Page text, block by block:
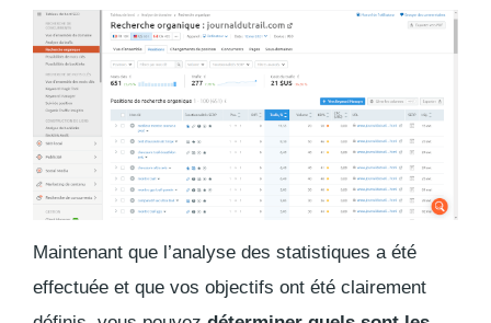
Maintenant que l’analyse des statistiques a été
effectuée et que vos objectifs ont été clairement